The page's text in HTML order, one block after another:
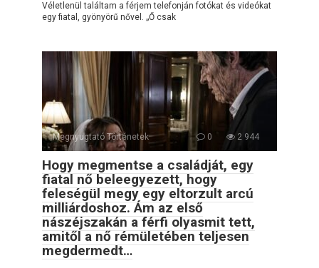
Véletlenül találtam a férjem telefonján fotókat és videókat
egy fiatal, gyönyörű nővel. „Ő csak
Megnyugtató Történetek 0 2 944
Hogy megmentse a családját, egy
fiatal nő beleegyezett, hogy
feleségül megy egy eltorzult arcú
milliárdoshoz. Ám az első
nászéjszakán a férfi olyasmit tett,
amitől a nő rémületében teljesen
megdermedt…